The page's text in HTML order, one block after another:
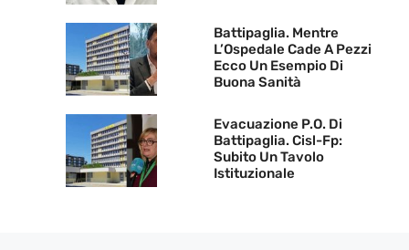
Battipaglia. Mentre
L’Ospedale Cade A Pezzi
Ecco Un Esempio Di
Buona Sanità
Evacuazione P.O. Di
Battipaglia. Cisl-Fp:
Subito Un Tavolo
Istituzionale